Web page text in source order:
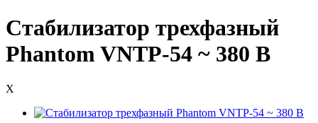
Стабилизатор трехфазный
Phantom VNTP-54 ~ 380 В
X